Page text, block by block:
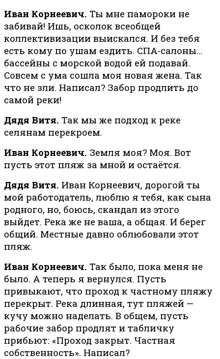
Иван Корнеевич. Ты мне памороки не
забивай! Ишь, осколок всеобщей
коллективизации выискался. И без тебя
есть кому по ушам ездить. СПА-салоны…
бассейны с морской водой ей подавай.
Совсем с ума сошла моя новая жена. Так
что не зли. Написал? Забор продлить до
самой реки!
Дядя Витя. Так мы же подход к реке
селянам перекроем.
Иван Корнеевич. Земля моя? Моя. Вот
пусть этот пляж за мной и остаётся.
Дядя Витя. Иван Корнеевич, дорогой ты
мой работодатель, люблю я тебя, как сына
родного, но, боюсь, скандал из этого
выйдет. Река же не ваша, а общая. И берег
общий. Местные давно облюбовали этот
пляж.
Иван Корнеевич. Так было, пока меня не
было. А теперь я вернулся. Пусть
привыкают, что проход к частному пляжу
перекрыт. Река длинная, тут пляжей —
кучу можно наделать. В общем, пусть
рабочие забор продлят и табличку
прибьют: «Проход закрыт. Частная
собственность». Написал?